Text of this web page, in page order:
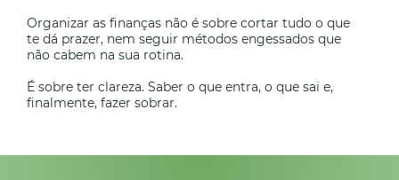
Organizar as finanças não é sobre cortar tudo o que
te dá prazer, nem seguir métodos engessados que
não cabem na sua rotina.
É sobre ter clareza. Saber o que entra, o que sai e,
finalmente, fazer sobrar.